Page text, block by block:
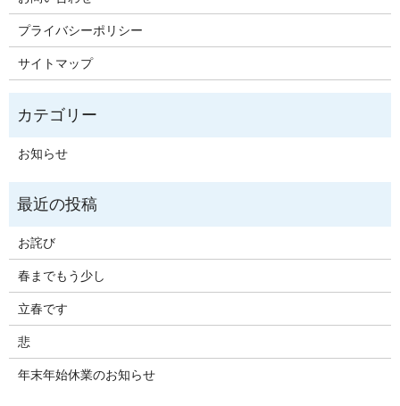
プライバシーポリシー
サイトマップ
お知らせ
お詫び
春までもう少し
立春です
悲
年末年始休業のお知らせ